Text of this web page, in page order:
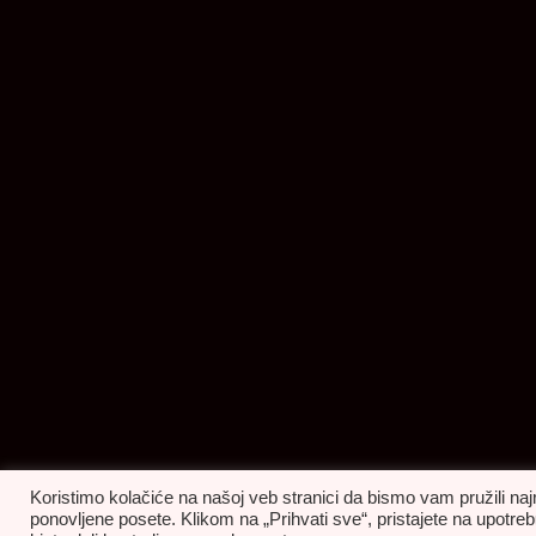
Koristimo kolačiće na našoj veb stranici da bismo vam pružili
ponovljene posete. Klikom na „Prihvati sve“, pristajete na